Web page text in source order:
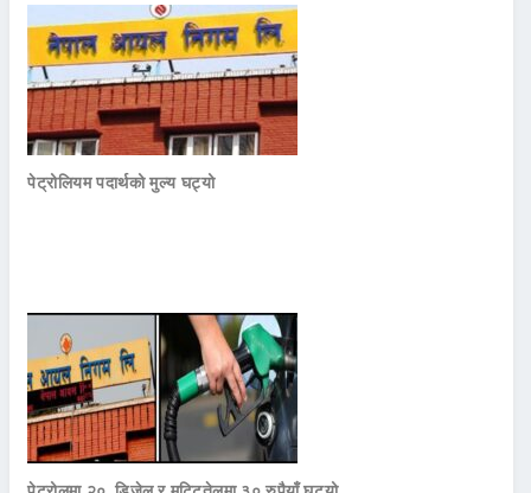
पेट्रोलियम पदार्थको मुल्य घट्यो